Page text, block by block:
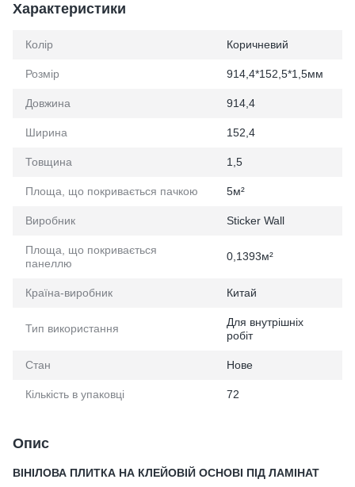
Характеристики
Колір Коричневий
Розмір 914,4*152,5*1,5мм
Довжина 914,4
Ширина 152,4
Товщина 1,5
Площа, що покривається пачкою 5м²
Виробник Sticker Wall
Площа, що покривається
панеллю
0,1393м²
Країна-виробник Китай
Тип використання
Для внутрішніх
робіт
Стан Нове
Кількість в упаковці 72
Опис
ВІНІЛОВА ПЛИТКА НА КЛЕЙОВІЙ ОСНОВІ ПІД ЛАМІНАТ